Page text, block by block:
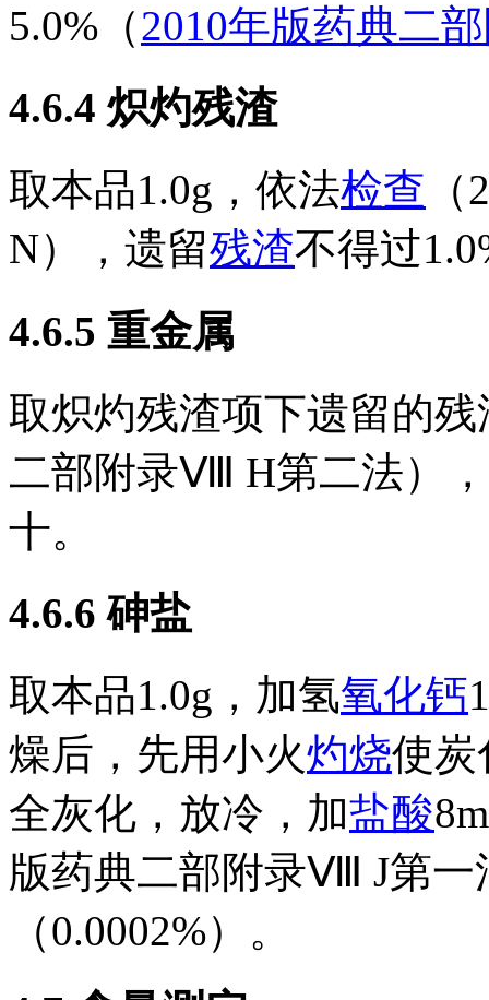
5.0%（2010年版药典二
4.6.4 炽灼残渣
取本品1.0g，依法检查
N），遗留残渣不得过
4.6.5 重金属
取炽灼残渣项下遗留的
二部附录Ⅷ H第二法）
十。
4.6.6 砷盐
取本品1.0g，加氢氧化钙
燥后，先用小火灼烧使炭
全灰化，放冷，加盐酸
版药典二部附录Ⅷ J第一
（0.0002%）。